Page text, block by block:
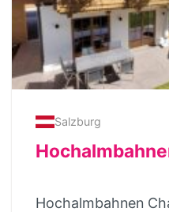
Salzburg
Hochalmbahnen